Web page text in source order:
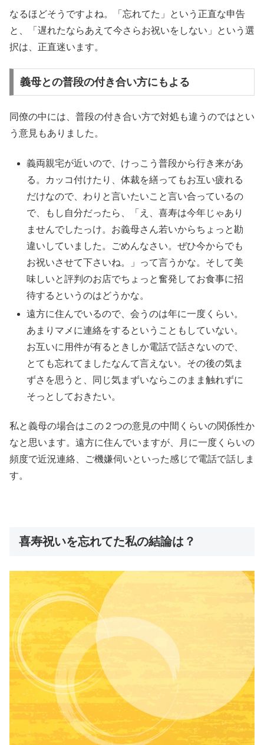
なるほどそうですよね。「忘れてた」という正直な申告
と、「遅れたならあえて今さらお祝いをしない」という選
択は、正直迷います。
義母との普段の付き合い方にもよる
同僚の中には、普段の付き合い方で対処も違うのではとい
う意見もありました。
義両親宅が近いので、けっこう普段から行き来があ
る。カッコ付けたり、体裁を繕ってもお互い疲れる
だけなので、わりと言いたいこと言い合っているの
で、もし自分だったら、「え、喜寿は今年じゃあり
ませんでしたっけ。お義母さん若いからちょっと勘
違いしていました。ごめんなさい。ぜひ今からでも
お祝いさせて下さいね。」って言うかな。そして美
味しいと評判のお店でちょっと奮発してお食事に招
待するというのはどうかな。
遠方に住んでいるので、会うのは年に一度くらい。
あまりマメに連絡をするということもしていない。
お互いに用件が有るときしか電話で話さないので、
とても忘れてましたなんて言えない。その後の気ま
ずさを思うと、同じ気まずいならこのまま触れずに
そっとしておきたい。
私と義母の場合はこの２つの意見の中間くらいの関係性か
なと思います。遠方に住んでいますが、月に一度くらいの
頻度で近況連絡、ご機嫌伺いといった感じで電話で話しま
す。
喜寿祝いを忘れてた私の結論は？